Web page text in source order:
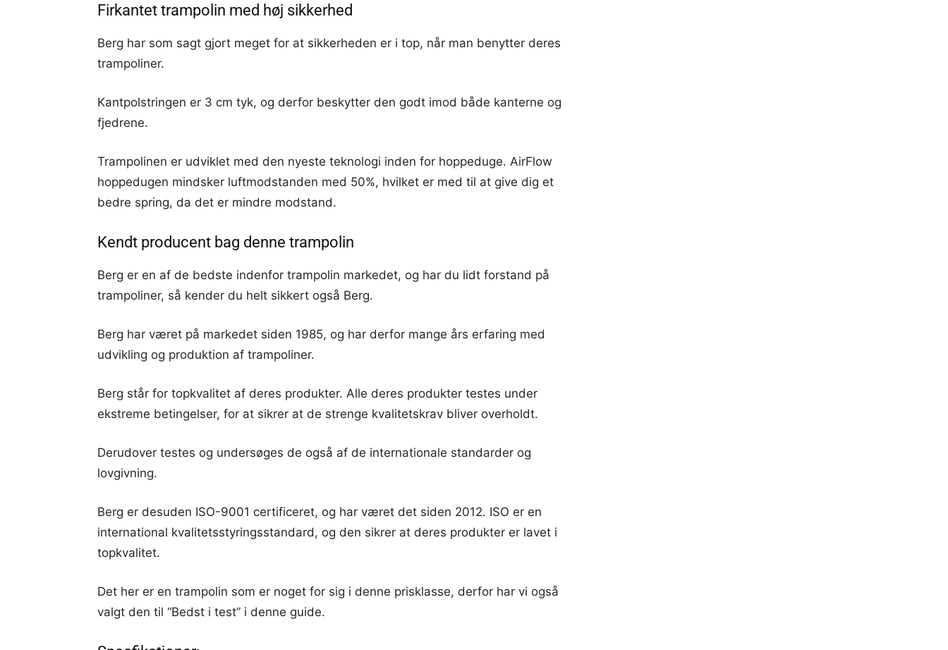
Firkantet trampolin med høj sikkerhed
Berg har som sagt gjort meget for at sikkerheden er i top, når man benytter deres
trampoliner.
Kantpolstringen er 3 cm tyk, og derfor beskytter den godt imod både kanterne og
fjedrene.
Trampolinen er udviklet med den nyeste teknologi inden for hoppeduge. AirFlow
hoppedugen mindsker luftmodstanden med 50%, hvilket er med til at give dig et
bedre spring, da det er mindre modstand.
Kendt producent bag denne trampolin
Berg er en af de bedste indenfor trampolin markedet, og har du lidt forstand på
trampoliner, så kender du helt sikkert også Berg.
Berg har været på markedet siden 1985, og har derfor mange års erfaring med
udvikling og produktion af trampoliner.
Berg står for topkvalitet af deres produkter. Alle deres produkter testes under
ekstreme betingelser, for at sikrer at de strenge kvalitetskrav bliver overholdt.
Derudover testes og undersøges de også af de internationale standarder og
lovgivning.
Berg er desuden ISO-9001 certificeret, og har været det siden 2012. ISO er en
international kvalitetsstyringsstandard, og den sikrer at deres produkter er lavet i
topkvalitet.
Det her er en trampolin som er noget for sig i denne prisklasse, derfor har vi også
valgt den til “Bedst i test” i denne guide.